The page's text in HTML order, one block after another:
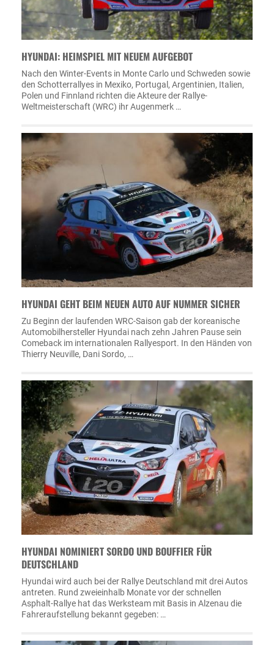
HYUNDAI: HEIMSPIEL MIT NEUEM AUFGEBOT
Nach den Winter-Events in Monte Carlo und Schweden sowie
den Schotterrallyes in Mexiko, Portugal, Argentinien, Italien,
Polen und Finnland richten die Akteure der Rallye-
Weltmeisterschaft (WRC) ihr Augenmerk …
HYUNDAI GEHT BEIM NEUEN AUTO AUF NUMMER SICHER
Zu Beginn der laufenden WRC-Saison gab der koreanische
Automobilhersteller Hyundai nach zehn Jahren Pause sein
Comeback im internationalen Rallyesport. In den Händen von
Thierry Neuville, Dani Sordo, …
HYUNDAI NOMINIERT SORDO UND BOUFFIER FÜR
DEUTSCHLAND
Hyundai wird auch bei der Rallye Deutschland mit drei Autos
antreten. Rund zweieinhalb Monate vor der schnellen
Asphalt-Rallye hat das Werksteam mit Basis in Alzenau die
Fahreraufstellung bekannt gegeben: …